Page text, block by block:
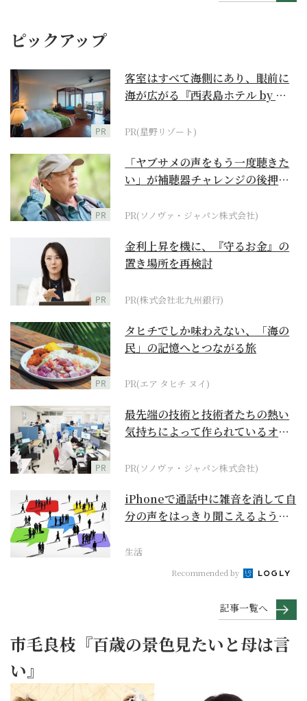
ピックアップ
PR
客室はすべて海側にあり、眼前に
海が広がる『西表島ホテル by 星
PR(星野リゾート)
PR
「ヤブサメの声をもう一度聴きた
い」が補聴器チャレンジの後押し
PR(ソノヴァ・ジャパン株式会社)
PR
金利上昇を機に、『守るお金』の
置き場所を再検討
PR(株式会社北九州銀行)
PR
タヒチでしか味わえない、「海の
民」の記憶へとつながる旅
PR(エア タヒチ ヌイ)
PR
最先端の技術と技術者たちの熱い
気持ちによって作られているオー
PR(ソノヴァ・ジャパン株式会社)
iPhoneで通話中に雑音を消して自
分の声をはっきり聞こえるように
生活
Recommended by
記事一覧へ
市毛良枝『百歳の景色見たいと母は言
い』